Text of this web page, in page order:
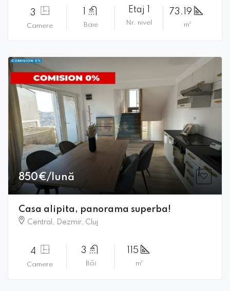
3
Camere Baie
Etaj 1
Nr. nivel
73.19
m²
850€/lună
Casa alipita, panorama superba!
Central, Dezmir, Cluj
4
Camere
3
Băi
115
m²